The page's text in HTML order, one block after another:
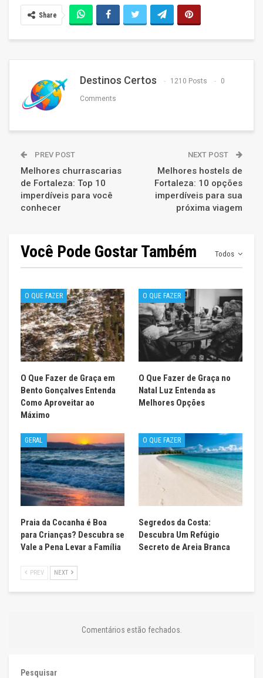
Share
Destinos Certos 1210 Posts 0
Comments
PREV POST
Melhores churrascarias
de Fortaleza: Top 10
imperdíveis para você
conhecer
NEXT POST
Melhores hostels de
Fortaleza: 10 opções
imperdíveis para sua
próxima viagem
Todos
Você Pode Gostar Também
O QUE FAZER
O Que Fazer de Graça em
Bento Gonçalves Entenda
Como Aproveitar ao
Máximo
O QUE FAZER
O Que Fazer de Graça no
Natal Luz Entenda as
Melhores Opções
GERAL
Praia da Cocanha é Boa
para Crianças? Descubra se
Vale a Pena Levar a Família
O QUE FAZER
Segredos da Costa:
Descubra Um Refúgio
Secreto de Areia Branca
PREV NEXT
Comentários estão fechados.
Pesquisar